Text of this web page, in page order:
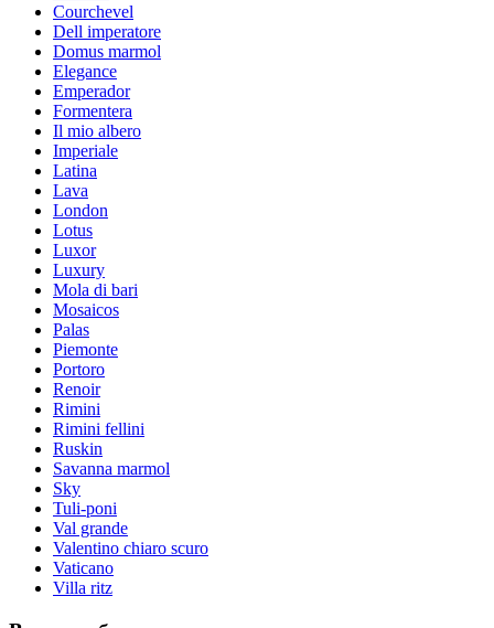
Courchevel
Dell imperatore
Domus marmol
Elegance
Emperador
Formentera
Il mio albero
Imperiale
Latina
Lava
London
Lotus
Luxor
Luxury
Mola di bari
Mosaicos
Palas
Piemonte
Portoro
Renoir
Rimini
Rimini fellini
Ruskin
Savanna marmol
Sky
Tuli-poni
Val grande
Valentino chiaro scuro
Vaticano
Villa ritz